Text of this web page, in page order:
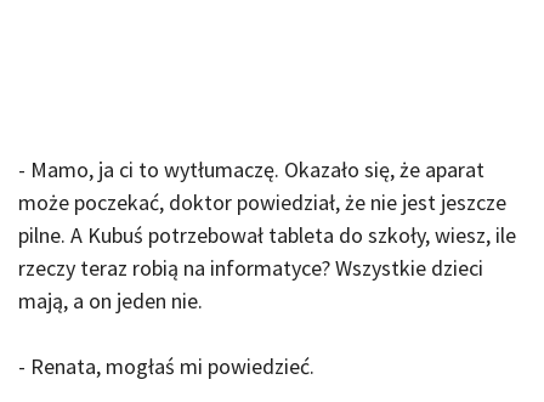
- Mamo, ja ci to wytłumaczę. Okazało się, że aparat
może poczekać, doktor powiedział, że nie jest jeszcze
pilne. A Kubuś potrzebował tableta do szkoły, wiesz, ile
rzeczy teraz robią na informatyce? Wszystkie dzieci
mają, a on jeden nie.
- Renata, mogłaś mi powiedzieć.